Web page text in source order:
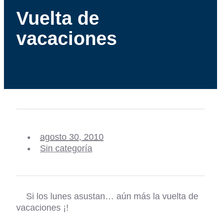
Vuelta de
vacaciones
agosto 30, 2010
Sin categoría
Si los lunes asustan… aún más la vuelta de
vacaciones ¡!